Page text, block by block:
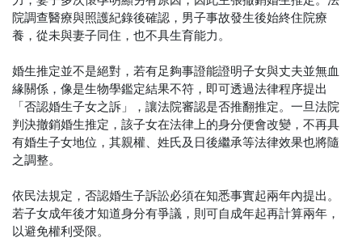
院調查醫療與照護紀錄後確認，男子事故發生後始終住院療
養，從未與妻子同住，也不具生育能力。
婚生推定並不是絕對，若有足夠事證能證明子女與丈夫並無血
緣關係，像是生物學鑑定結果不符，即可透過法律程序提出
「否認婚生子女之訴」，讓法院審認是否推翻推定。一旦法院
判決撤銷婚生推定，該子女在法律上的身分便會改變，不再具
有婚生子女地位，其親權、姓氏及日後繼承等法律效果也將隨
之調整。
依民法規定，否認婚生子訴訟必須在知悉事實起兩年內提出。
若子女成年後才知道身分有爭議，則可自成年起再計算兩年，
以避免權利受限。